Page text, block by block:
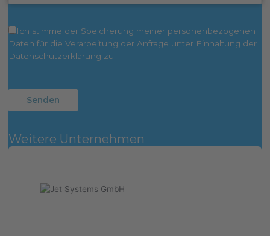
Ich stimme der Speicherung meiner personenbezogenen
Daten für die Verarbeitung der Anfrage unter Einhaltung der
Datenschutzerklärung zu.
Weitere Unternehmen